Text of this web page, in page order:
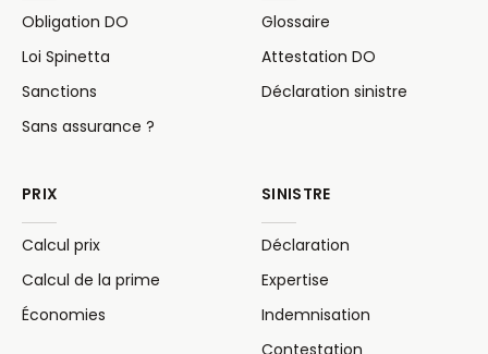
Obligation DO
Loi Spinetta
Sanctions
Sans assurance ?
Glossaire
Attestation DO
Déclaration sinistre
PRIX
Calcul prix
Calcul de la prime
Économies
SINISTRE
Déclaration
Expertise
Indemnisation